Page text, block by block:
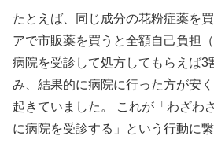
たとえば、同じ成分の花粉症薬を
アで市販薬を買うと全額自己負担
病院を受診して処方してもらえば3
み、結果的に病院に行った方が安
起きていました。 これが「わざわ
に病院を受診する」という行動に